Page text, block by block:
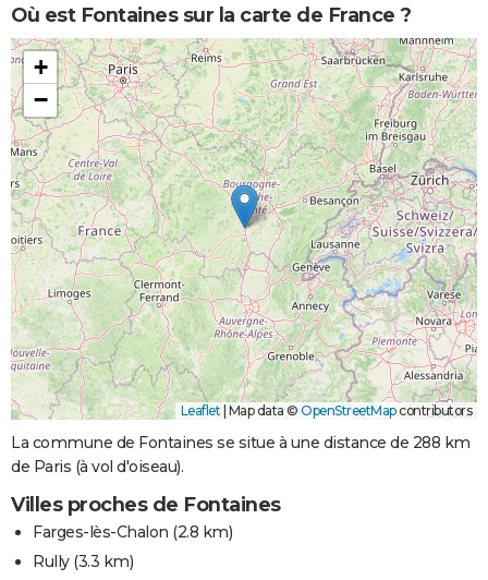
Où est Fontaines sur la carte de France ?
+
−
Leaflet Map data ©OpenStreetMapcontributors
La commune de Fontaines se situe à une distance de 288 km
de Paris (à vol d'oiseau).
Villes proches de Fontaines
Farges-lès-Chalon (2.8 km)
Rully(3.3 km)